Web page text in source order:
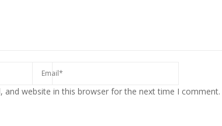
and website in this browser for the next time I comment.